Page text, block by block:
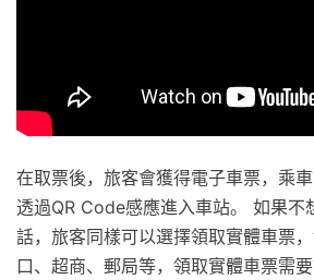
在取票後，旅客會獲得電子車票，乘車
透過QR Code感應進入車站。 如果不
話，旅客同樣可以選擇領取實體車票
口、超商、郵局等，領取實體車票需